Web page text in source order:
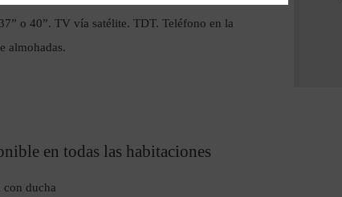
o 40”. TV vía satélite. TDT. Teléfono en la
almohadas.
en todas las habitaciones
con ducha